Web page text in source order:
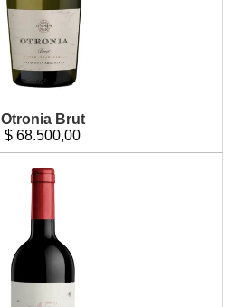
Otronia Brut
$ 68.500,00